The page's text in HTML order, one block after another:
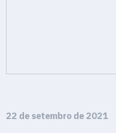
22 de setembro de 2021